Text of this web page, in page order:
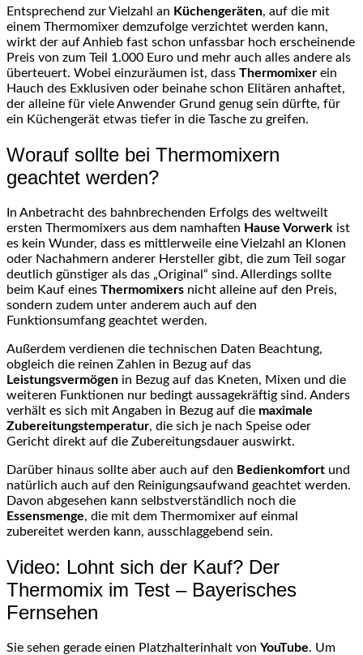
Entsprechend zur Vielzahl an Küchengeräten, auf die mit
einem Thermomixer demzufolge verzichtet werden kann,
wirkt der auf Anhieb fast schon unfassbar hoch erscheinende
Preis von zum Teil 1.000 Euro und mehr auch alles andere als
überteuert. Wobei einzuräumen ist, dass Thermomixer ein
Hauch des Exklusiven oder beinahe schon Elitären anhaftet,
der alleine für viele Anwender Grund genug sein dürfte, für
ein Küchengerät etwas tiefer in die Tasche zu greifen.
Worauf sollte bei Thermomixern
geachtet werden?
In Anbetracht des bahnbrechenden Erfolgs des weltweilt
ersten Thermomixers aus dem namhaften Hause Vorwerk ist
es kein Wunder, dass es mittlerweile eine Vielzahl an Klonen
oder Nachahmern anderer Hersteller gibt, die zum Teil sogar
deutlich günstiger als das „Original“ sind. Allerdings sollte
beim Kauf eines Thermomixers nicht alleine auf den Preis,
sondern zudem unter anderem auch auf den
Funktionsumfang geachtet werden.
Außerdem verdienen die technischen Daten Beachtung,
obgleich die reinen Zahlen in Bezug auf das
Leistungsvermögen in Bezug auf das Kneten, Mixen und die
weiteren Funktionen nur bedingt aussagekräftig sind. Anders
verhält es sich mit Angaben in Bezug auf die maximale
Zubereitungstemperatur, die sich je nach Speise oder
Gericht direkt auf die Zubereitungsdauer auswirkt.
Darüber hinaus sollte aber auch auf den Bedienkomfort und
natürlich auch auf den Reinigungsaufwand geachtet werden.
Davon abgesehen kann selbstverständlich noch die
Essensmenge, die mit dem Thermomixer auf einmal
zubereitet werden kann, ausschlaggebend sein.
Video: Lohnt sich der Kauf? Der
Thermomix im Test – Bayerisches
Fernsehen
Sie sehen gerade einen Platzhalterinhalt von YouTube. Um